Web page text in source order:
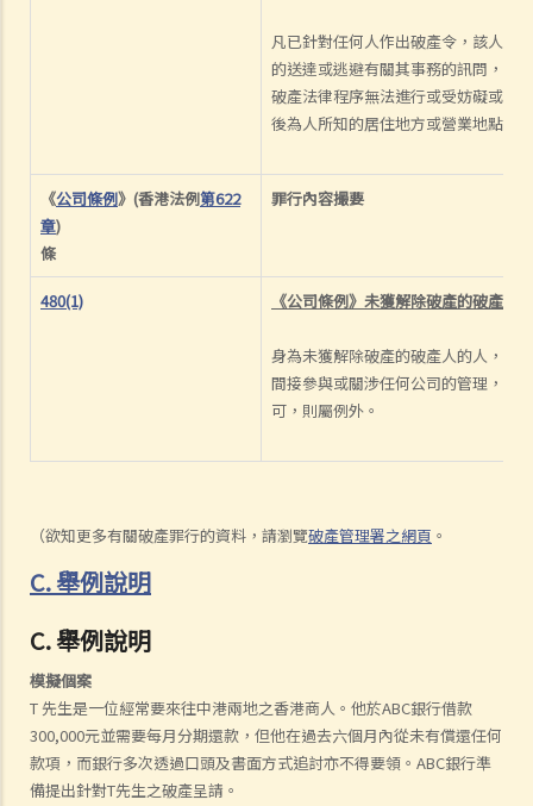
凡已針對任何人作出破產令，該人如
的送達或逃避有關其事務的訊問，或
破產法律程序無法進行或受妨礙或延
後為人所知的居住地方或營業地點，
《公司條例》(香港法例第622
章)
條
罪行內容撮要
480(1) 《公司條例》未獲解除破產的破產人
身為未獲解除破產的破產人的人，不
間接參與或關涉任何公司的管理，但
可，則屬例外。
（欲知更多有關破產罪行的資料，請瀏覽破產管理署之網頁 。
C. 舉例說明
C. 舉例說明
模擬個案
T 先生是一位經常要來往中港兩地之香港商人。他於ABC銀行借款
300,000元並需要每月分期還款，但他在過去六個月內從未有償還任何
款項，而銀行多次透過口頭及書面方式追討亦不得要領。ABC銀行準
備提出針對T先生之破產呈請。